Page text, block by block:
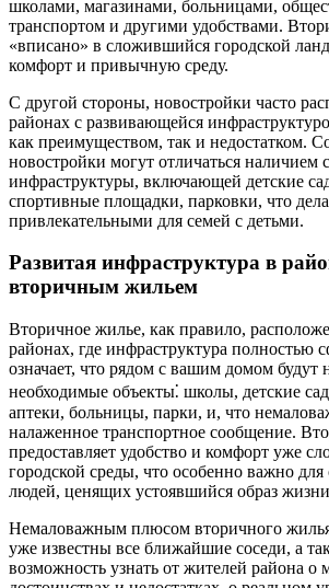
школами, магазинами, больницами,
транспортом и другими удобствами.
«вписано» в сложившийся городской
комфорт и привычную среду.
С другой стороны, новостройки часто
районах с развивающейся
как преимуществом, так и недостатком.
новостройки могут отличаться наличием
инфраструктуры, включающей детские
спортивные площадки, парковки, что
привлекательными для семей с детьми.
Развитая инфраструктура в
вторичным жильем
Вторичное жилье, как правило,
районах, где инфраструктура полностью
означает, что рядом с вашим домом будут
необходимые объекты⁚ школы, детские
аптеки, больницы, парки, и, что
налаженное транспортное сообщение.
предоставляет удобство и комфорт уже
городской среды, что особенно важно
людей, ценящих устоявшийся образ
Немаловажным плюсом вторичного жилья
уже известны все ближайшие соседи, а
возможность узнать от жителей района о